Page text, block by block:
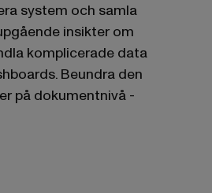
system och samla
insikter om
komplicerade data
Beundra den
på dokumentnivå -